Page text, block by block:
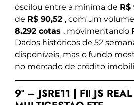
oscilou entre a mínima de R$
de R$ 90,52 , com um
8.292 cotas , movimentando
Dados históricos de 52
disponíveis, mas o fundo
no mercado de crédito
9º – JSRE11 | FII JS REAL